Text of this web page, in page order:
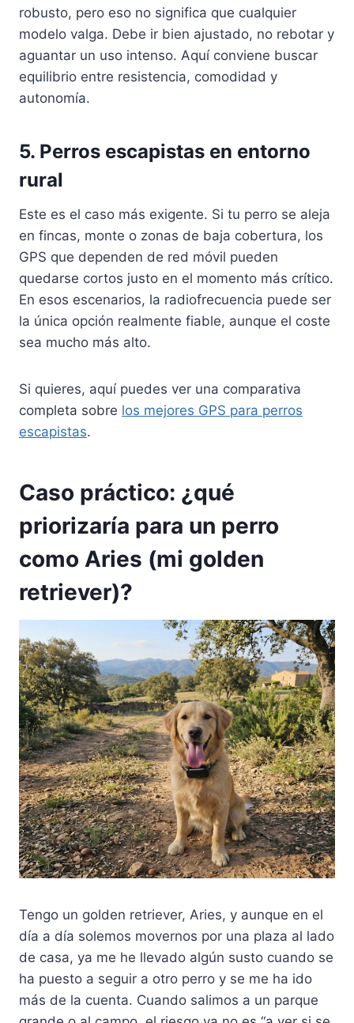
robusto, pero eso no significa que cualquier
modelo valga. Debe ir bien ajustado, no rebotar y
aguantar un uso intenso. Aquí conviene buscar
equilibrio entre resistencia, comodidad y
autonomía.
5. Perros escapistas en entorno
rural
Este es el caso más exigente. Si tu perro se aleja
en fincas, monte o zonas de baja cobertura, los
GPS que dependen de red móvil pueden
quedarse cortos justo en el momento más crítico.
En esos escenarios, la radiofrecuencia puede ser
la única opción realmente fiable, aunque el coste
sea mucho más alto.
Si quieres, aquí puedes ver una comparativa
completa sobre los mejores GPS para perros
escapistas.
Caso práctico: ¿qué
priorizaría para un perro
como Aries (mi golden
retriever)?
Tengo un golden retriever, Aries, y aunque en el
día a día solemos movernos por una plaza al lado
de casa, ya me he llevado algún susto cuando se
ha puesto a seguir a otro perro y se me ha ido
más de la cuenta. Cuando salimos a un parque